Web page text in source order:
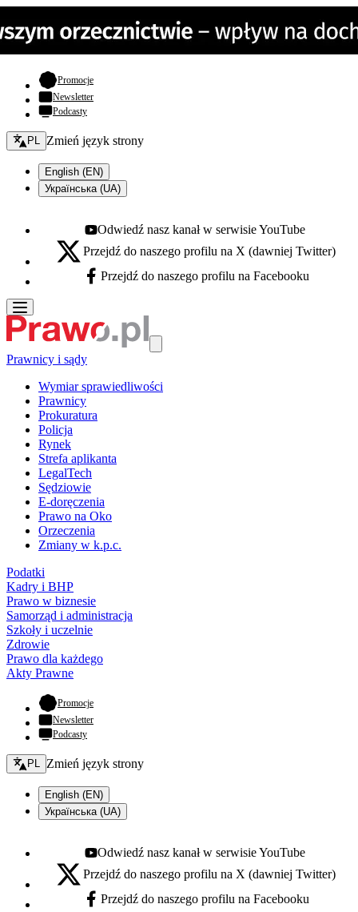
Promocje- otwiera się w nowej karcie
Newsletter
Podcasty
Zmień język - bieżący:
PL Zmień język strony
English (EN)
Українська (UA)
Youtube - otwiera się w nowej karcie
Odwiedź nasz kanał w serwisie YouTube
X - otwiera się w nowej karcie
Przejdź do naszego profilu na X (dawniej Twitter)
Facebook - otwiera się w nowej karcie
Przejdź do naszego profilu na Facebooku
Prawnicy i sądy
Wymiar sprawiedliwości
Prawnicy
Prokuratura
Policja
Rynek
Strefa aplikanta
LegalTech
Sędziowie
E-doręczenia
Prawo na Oko
Orzeczenia
Zmiany w k.p.c.
Podatki
Kadry i BHP
Prawo w biznesie
Samorząd i administracja
Szkoły i uczelnie
Zdrowie
Prawo dla każdego
Akty Prawne
Promocje- otwiera się w nowej karcie
Newsletter
Podcasty
Zmień język - bieżący:
PL Zmień język strony
English (EN)
Українська (UA)
Youtube - otwiera się w nowej karcie
Odwiedź nasz kanał w serwisie YouTube
X - otwiera się w nowej karcie
Przejdź do naszego profilu na X (dawniej Twitter)
Facebook - otwiera się w nowej karcie
Przejdź do naszego profilu na Facebooku